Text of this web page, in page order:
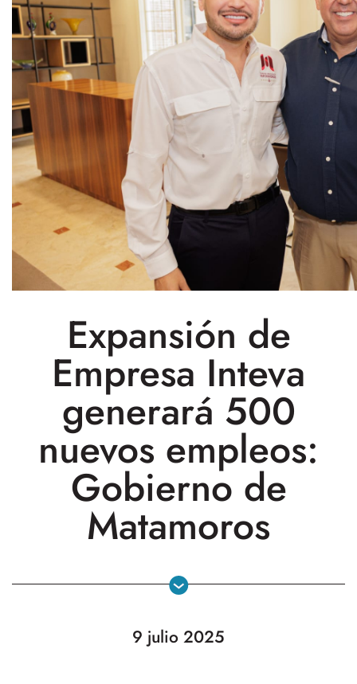
Expansión de
Empresa Inteva
generará 500
nuevos empleos:
Gobierno de
Matamoros
9 julio 2025